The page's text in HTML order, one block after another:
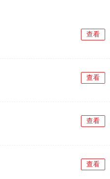
查看
查看
查看
查看